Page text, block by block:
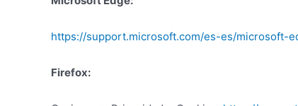
https://support.microsoft.com/es-es/microsoft-
Firefox: